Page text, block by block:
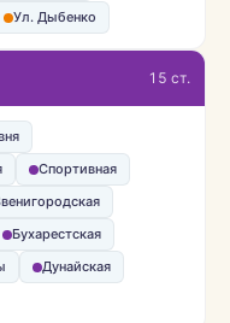
Ул. Дыбенко
15 ст.
Спортивная
Бухарестская
Дунайская